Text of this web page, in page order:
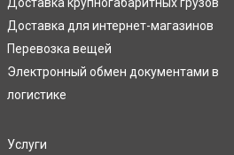
Доставка для интернет-магазинов
Перевозка вещей
Электронный обмен документами в
логистике
Услуги